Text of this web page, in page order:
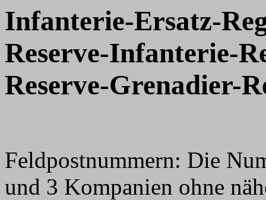
Infanterie-Ersatz-
Reserve-Infanterie-
Reserve-Grenadier-
Feldpostnummern: Die
und 3 Kompanien ohne